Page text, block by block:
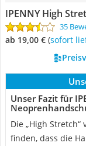
IPENNY High
35
ab 19,00 € ( Sofort
Unser Fazit für
Die „High
finden, dass die